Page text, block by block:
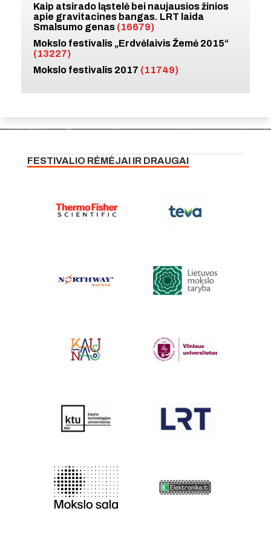
Kaip atsirado ląstelė bei naujausios žinios
apie gravitacines bangas. LRT laida
Smalsumo genas (16679)
Mokslo festivalis „Erdvėlaivis Žemė 2015“
(13227)
Mokslo festivalis 2017 (11749)
FESTIVALIO RĖMĖJAI IR DRAUGAI